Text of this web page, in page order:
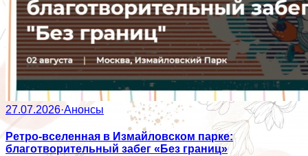
27.07.2026·Анонсы
Ретро-вселенная в Измайловском парке:
благотворительный забег «Без границ»